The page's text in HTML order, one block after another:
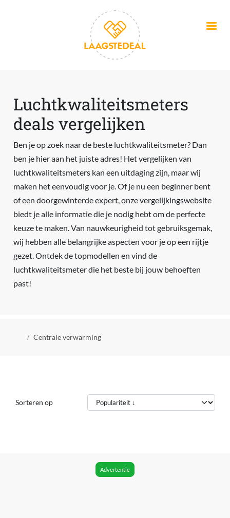
Luchtkwaliteitsmeters
deals vergelijken
Ben je op zoek naar de beste luchtkwaliteitsmeter? Dan
ben je hier aan het juiste adres! Het vergelijken van
luchtkwaliteitsmeters kan een uitdaging zijn, maar wij
maken het eenvoudig voor je. Of je nu een beginner bent
of een doorgewinterde expert, onze vergelijkingswebsite
biedt je alle informatie die je nodig hebt om de perfecte
keuze te maken. Van nauwkeurigheid tot gebruiksgemak,
wij hebben alle belangrijke aspecten voor je op een rijtje
gezet. Ontdek de topmodellen en vind de
luchtkwaliteitsmeter die het beste bij jouw behoeften
past!
Kruimelpad
Centrale verwarming
Sorteren op
Advertentie